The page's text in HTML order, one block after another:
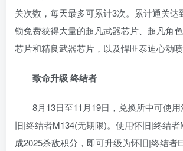
关次数，每天最多可累计3次。累计通关达
锁免费获得大量的超凡武器芯片、超凡角
芯片和精良武器芯片，以及悍匪泰迪心动喷
致命升级 终结者
8月13日至11月19日，兑换所中可使用
旧|终结者M134(无期限)。使用怀旧|终结
成2025杀敌积分，即可升级为怀旧|终结者